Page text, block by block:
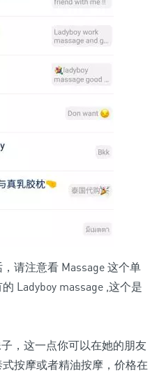
请注意看 Massage 这个单
Ladyboy massage ,这个是
，这一点你可以在她的朋友
按摩或者精油按摩，价格在